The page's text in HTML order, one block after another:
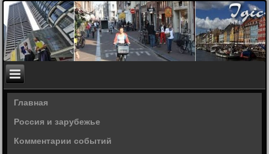
Главная
Россия и зарубежье
Комментарии событий